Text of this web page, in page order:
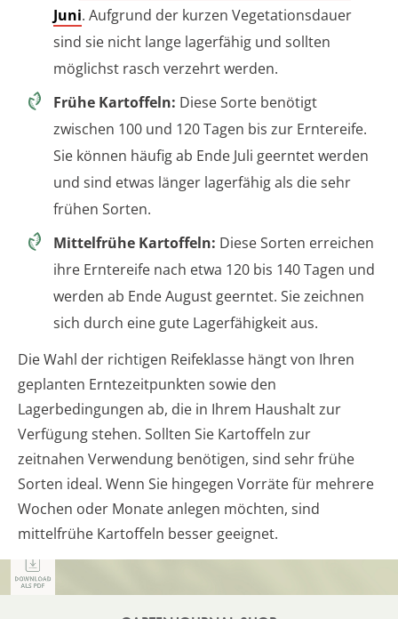
Juni. Aufgrund der kurzen Vegetationsdauer
sind sie nicht lange lagerfähig und sollten
möglichst rasch verzehrt werden.
Frühe Kartoffeln: Diese Sorte benötigt
zwischen 100 und 120 Tagen bis zur Erntereife.
Sie können häufig ab Ende Juli geerntet werden
und sind etwas länger lagerfähig als die sehr
frühen Sorten.
Mittelfrühe Kartoffeln: Diese Sorten erreichen
ihre Erntereife nach etwa 120 bis 140 Tagen und
werden ab Ende August geerntet. Sie zeichnen
sich durch eine gute Lagerfähigkeit aus.
Die Wahl der richtigen Reifeklasse hängt von Ihren
geplanten Erntezeitpunkten sowie den
Lagerbedingungen ab, die in Ihrem Haushalt zur
Verfügung stehen. Sollten Sie Kartoffeln zur
zeitnahen Verwendung benötigen, sind sehr frühe
Sorten ideal. Wenn Sie hingegen Vorräte für mehrere
Wochen oder Monate anlegen möchten, sind
mittelfrühe Kartoffeln besser geeignet.